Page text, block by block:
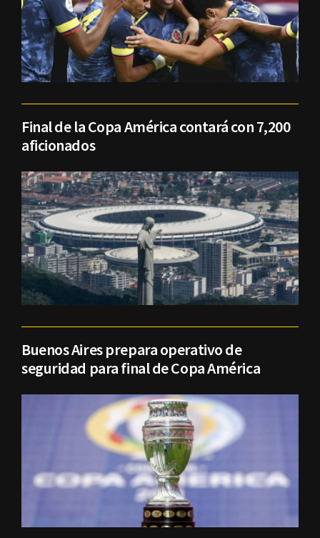
Final de la Copa América contará con 7,200
aficionados
Buenos Aires prepara operativo de
seguridad para final de Copa América